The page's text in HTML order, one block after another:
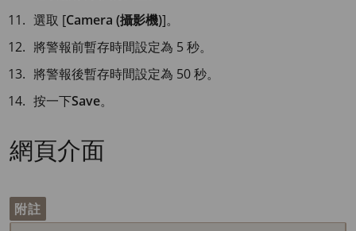
選取 [Camera (攝影機)]。
將警報前暫存時間設定為 5 秒。
將警報後暫存時間設定為 50 秒。
按一下Save。
網頁介面
附註